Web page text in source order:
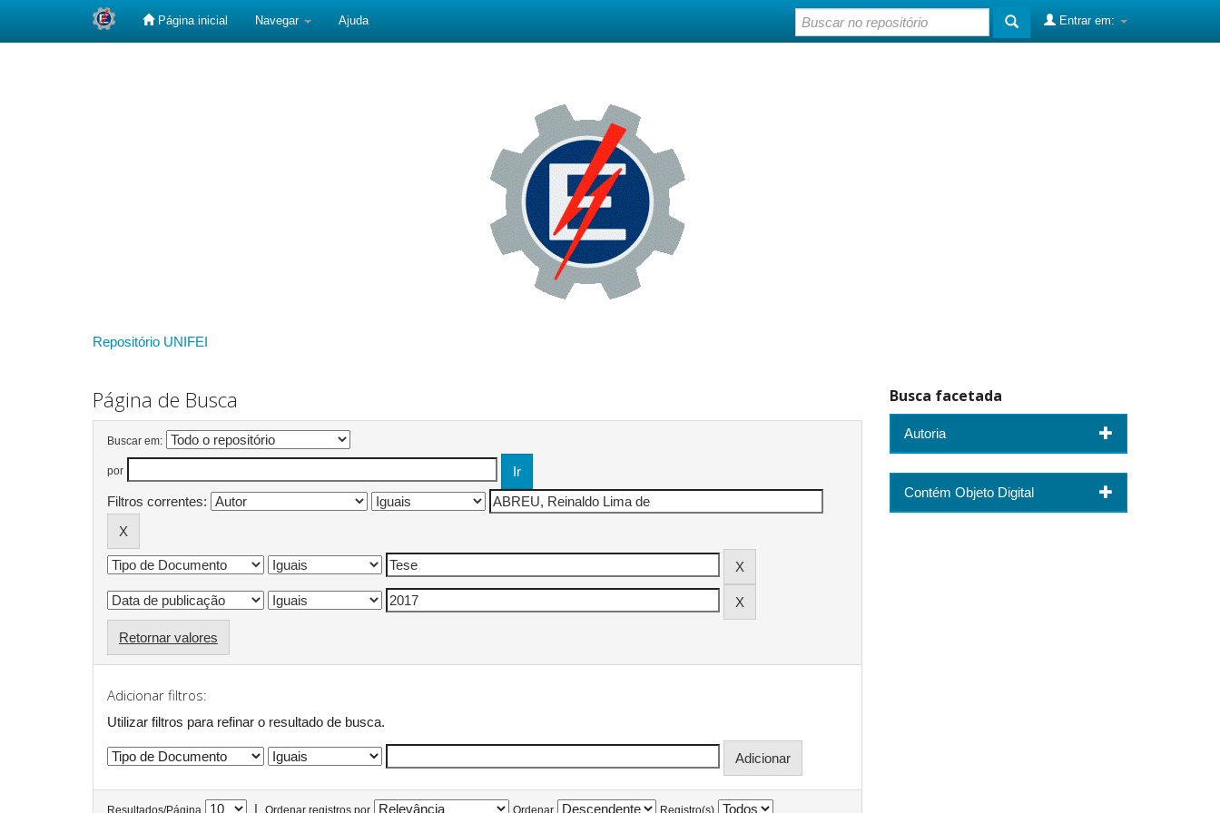
Página inicial Navegar Ajuda Entrar em:
Repositório UNIFEI
Página de Busca
Buscar em:
por
Filtros correntes:
Retornar valores
Adicionar filtros:
Utilizar filtros para refinar o resultado de busca.
Resultados/Página | Ordenar registros por Ordenar Registro(s)
Busca facetada
Autoria
Contém Objeto Digital